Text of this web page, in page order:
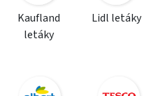
Kaufland
letáky
Lidl letáky